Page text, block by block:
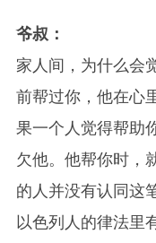
爷叔：
家人间，为什么会
前帮过你，他在心
果一个人觉得帮助
欠他。他帮你时，
的人并没有认同这
以色列人的律法里